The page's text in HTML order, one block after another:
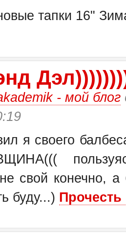
тапки 16"
- мой блог
я своего
свой конечно,
буду...)